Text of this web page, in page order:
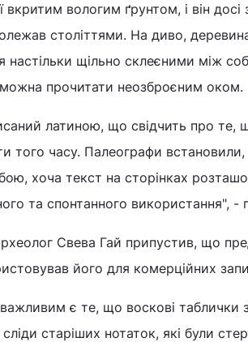
вкритим вологим ґрунтом, і він
століттями. На диво,
настільки щільно склеєними між
можна прочитати неозброєним оком.
латиною, що свідчить про те,
того часу. Палеографи
хоча текст на сторінках
та спонтанного використання", -
Свева Гай припустив, що
його для комерційних
є те, що воскові таблички
старіших нотаток, які були